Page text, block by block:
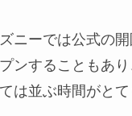
ニーでは公式の
ンすることもあ
は並ぶ時間がと